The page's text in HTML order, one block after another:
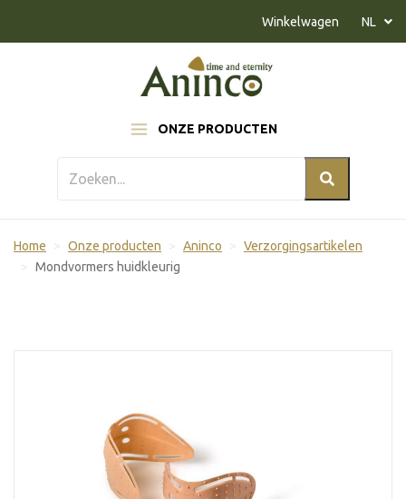
ONZE PRODUCTEN
Winkelwagen NL
Home Onze producten Aninco
Verzorgingsartikelen
Mondvormers huidkleurig